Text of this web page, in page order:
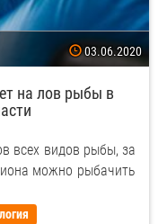
03.06.2020
на лов рыбы в
всех видов рыбы, за
можно рыбачить